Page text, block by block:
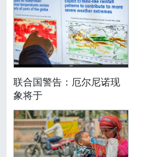
联合国警告：厄尔尼诺现
象将于